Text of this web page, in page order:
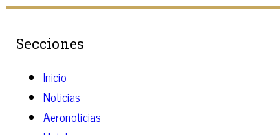
Secciones
Inicio
Noticias
Aeronoticias